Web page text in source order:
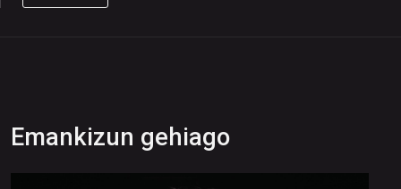
Emankizun gehiago